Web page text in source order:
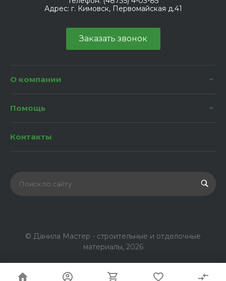
Адрес: г. Кимовск, Первомайская д.41
Заказать звонок
О компании
Помощь
Контакты
© Данила Мастер - строительные и отделочные
материалы, 2026